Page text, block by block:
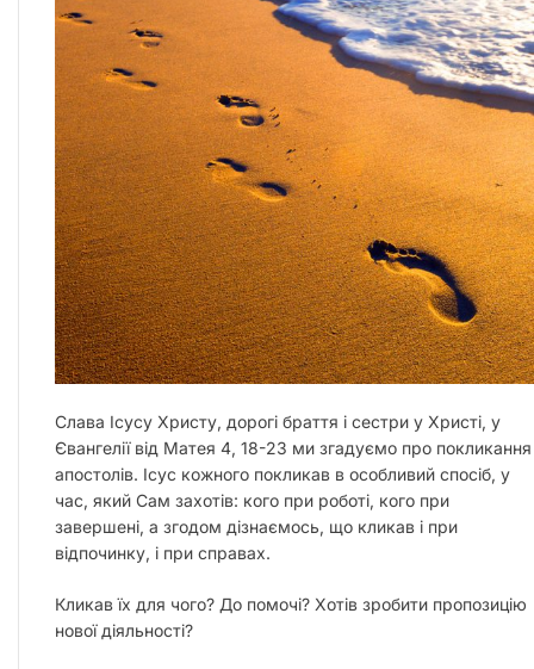
Слава Ісусу Христу, дорогі браття і сестри у Христі, у
Євангелії від Матея 4, 18-23 ми згадуємо про покликання
апостолів. Ісус кожного покликав в особливий спосіб, у
час, який Сам захотів: кого при роботі, кого при
завершені, а згодом дізнаємось, що кликав і при
відпочинку, і при справах.
Кликав їх для чого? До помочі? Хотів зробити пропозицію
нової діяльності?